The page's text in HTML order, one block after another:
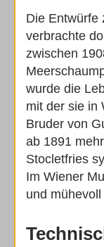
Die Entwürfe
verbrachte
zwischen
wurde die
mit der sie in
Bruder von
ab 1891
Stocletfries
Im Wiener
und